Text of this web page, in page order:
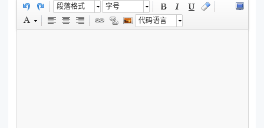
段落格式
字号
代码语言